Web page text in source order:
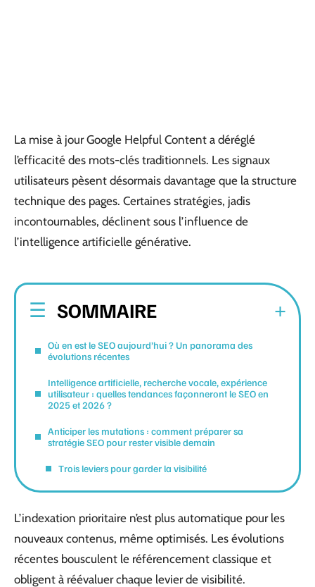
La mise à jour Google Helpful Content a déréglé
l’efficacité des mots-clés traditionnels. Les signaux
utilisateurs pèsent désormais davantage que la structure
technique des pages. Certaines stratégies, jadis
incontournables, déclinent sous l’influence de
l’intelligence artificielle générative.
SOMMAIRE
Où en est le SEO aujourd’hui ? Un panorama des
évolutions récentes
Intelligence artificielle, recherche vocale, expérience
utilisateur : quelles tendances façonneront le SEO en
2025 et 2026 ?
Anticiper les mutations : comment préparer sa
stratégie SEO pour rester visible demain
Trois leviers pour garder la visibilité
L’indexation prioritaire n’est plus automatique pour les
nouveaux contenus, même optimisés. Les évolutions
récentes bousculent le référencement classique et
obligent à réévaluer chaque levier de visibilité.